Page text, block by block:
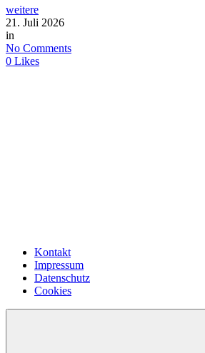
weitere
21. Juli 2026
in
No Comments
0 Likes
Kontakt
Impressum
Datenschutz
Cookies